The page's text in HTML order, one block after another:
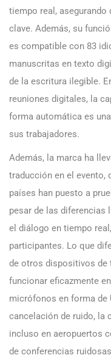
tiempo real,
clave. Además, su
es compatible con 83
manuscritas en texto
de la escritura ilegible.
reuniones digitales, la
forma automática es
sus trabajadores.
Además, la marca ha
traducción en el evento,
países han puesto a
pesar de las
el diálogo en tiempo
participantes. Lo que
de otros dispositivos de
funcionar eficazmente
micrófonos en forma de
cancelación de ruido, la
incluso en aeropuertos
de conferencias